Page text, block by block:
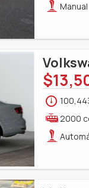
Manual
2000